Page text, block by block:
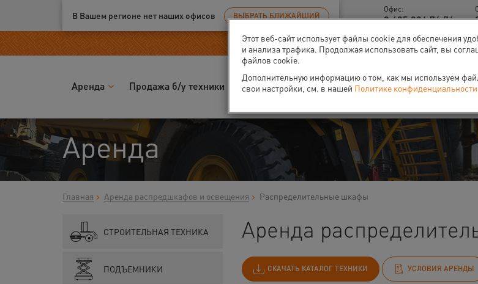
Ваш город:Москва
В Вашем регионе нет наших офисов ВЫБРАТЬ БЛИЖАЙШИЙ
Офис:
8 495 926 76 76
Аренда Продажа б/у техники Запчасти О нас
Аренда
Главная Аренда распредшкафов и освещения Распределительные шкафы
СТРОИТЕЛЬНАЯ ТЕХНИКА
ПОДЪЕМНИКИ
Аренда
СКАЧАТЬ КАТАЛОГ ТЕХНИКИ УСЛОВИЯ АРЕНДЫ
Этот веб-сайт использует файлы cookie для обеспечения
и анализа трафика. Продолжая использовать сайт, вы
файлов cookie.
Дополнительную информацию о том, как мы используем
свои настройки, см. в нашей Политике конфиденциальности